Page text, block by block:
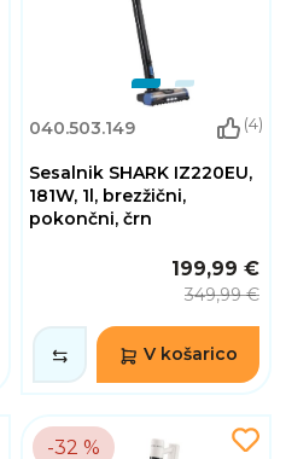
040.503.149 (4)
Sesalnik SHARK IZ220EU,
181W, 1l, brezžični,
pokončni, črn
199,99 €
349,99 €
V košarico
-32 %